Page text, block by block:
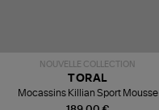
NOUVELLE COLLECTION
TORAL
Mocassins Killian Sport Mousse